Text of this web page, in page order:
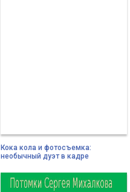
Кока кола и фотосъемка:
необычный дуэт в кадре